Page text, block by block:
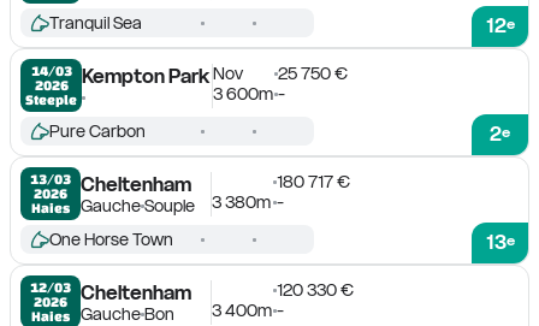
12e
Tranquil Sea
14/03
2026
Steeple
Kempton ParkNov
25 750 €
3 600m -
2e
Pure Carbon
13/03
2026
Haies
Cheltenham
GaucheSouple
180 717 €
3 380m -
13e
One Horse Town
12/03
2026
Haies
Cheltenham
GaucheBon
120 330 €
3 400m -